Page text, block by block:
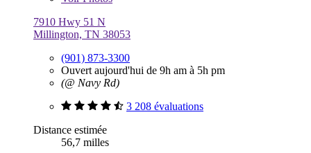
7910 Hwy 51 N
Millington, TN 38053
(901) 873-3300
Ouvert aujourd'hui de 9h am à 5h pm
(@ Navy Rd)
3 208 évaluations
Distance estimée
56,7 milles